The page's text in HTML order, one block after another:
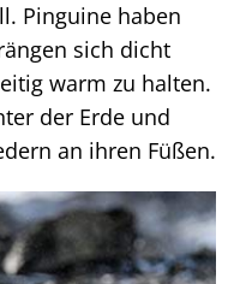
Pinguine haben
sich dicht
warm zu halten.
der Erde und
an ihren Füßen.